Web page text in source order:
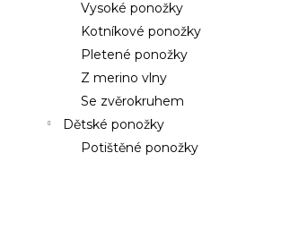
Vysoké ponožky
Kotníkové ponožky
Pletené ponožky
Z merino vlny
Se zvěrokruhem
Dětské ponožky
Potištěné ponožky